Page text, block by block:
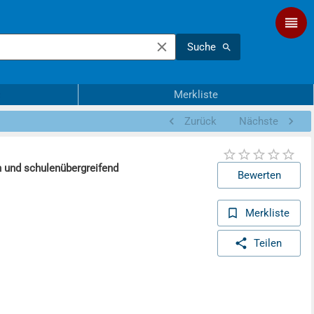
Suche
Merkliste
Zurück Nächste
schulenübergreifend
Bewerten
Merkliste
Teilen